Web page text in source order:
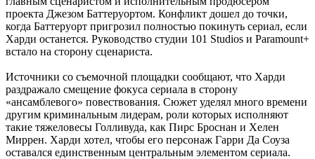
проекта Джезом Баттеруортом. Конфликт дошел до точки,
когда Баттеруорт пригрозил полностью покинуть сериал, если
Харди останется. Руководство студии 101 Studios и Paramount+
встало на сторону сценариста.
Источники со съемочной площадки сообщают, что Харди
раздражало смещение фокуса сериала в сторону
«ансамблевого» повествования. Сюжет уделял много времени
другим криминальным лидерам, роли которых исполняют
такие тяжеловесы Голливуда, как Пирс Броснан и Хелен
Миррен. Харди хотел, чтобы его персонаж Гарри Да Соуза
оставался единственным центральным элементом сериала.